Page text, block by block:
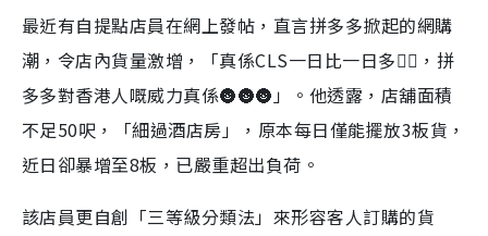
最近有自提點店員在網上發帖，直言拼多多掀起的網購
潮，令店內貨量激增，「真係CLS一日比一日多👌🏻 ，拼
多多對香港人嘅威力真係🌚🌚🌚 」。他透露，店舖面積
不足50呎，「細過酒店房」，原本每日僅能擺放3板貨，
近日卻暴增至8板，已嚴重超出負荷。
該店員更自創「三等級分類法」來形容客人訂購的貨